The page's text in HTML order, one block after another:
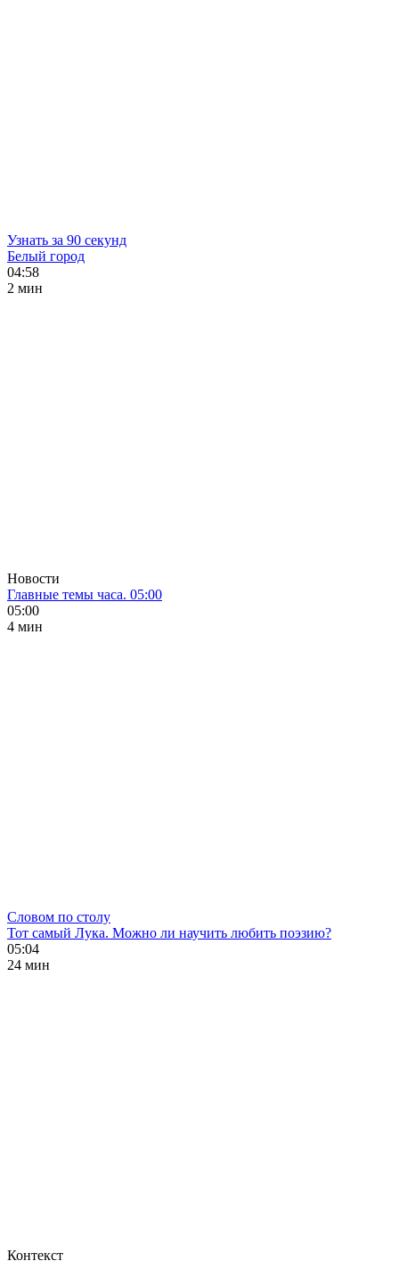
Узнать за 90 секунд
Белый город
04:58
2 мин
Новости
Главные темы часа. 05:00
05:00
4 мин
Словом по столу
Тот самый Лука. Можно ли научить любить поэзию?
05:04
24 мин
Контекст